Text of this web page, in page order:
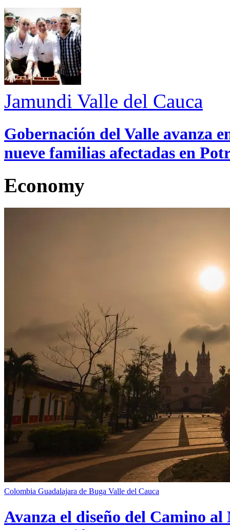
Jamundi Valle del Cauca
Gobernación del Valle avanza
nueve familias afectadas en
Economy
Colombia Guadalajara de Buga Valle del Cauca
Avanza el diseño del Camino